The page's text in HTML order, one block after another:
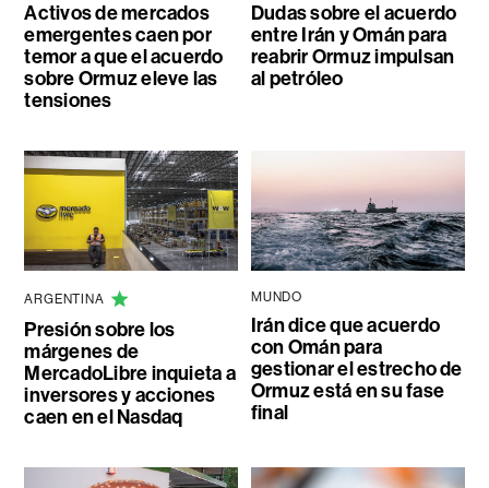
Activos de mercados
emergentes caen por
temor a que el acuerdo
sobre Ormuz eleve las
tensiones
Dudas sobre el acuerdo
entre Irán y Omán para
reabrir Ormuz impulsan
al petróleo
ARGENTINA
Presión sobre los
márgenes de
MercadoLibre inquieta a
inversores y acciones
caen en el Nasdaq
MUNDO
Irán dice que acuerdo
con Omán para
gestionar el estrecho de
Ormuz está en su fase
final